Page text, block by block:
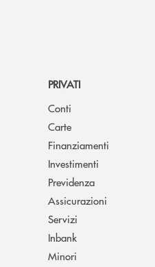
PRIVATI
Conti
Carte
Finanziamenti
Investimenti
Previdenza
Assicurazioni
Servizi
Inbank
Minori